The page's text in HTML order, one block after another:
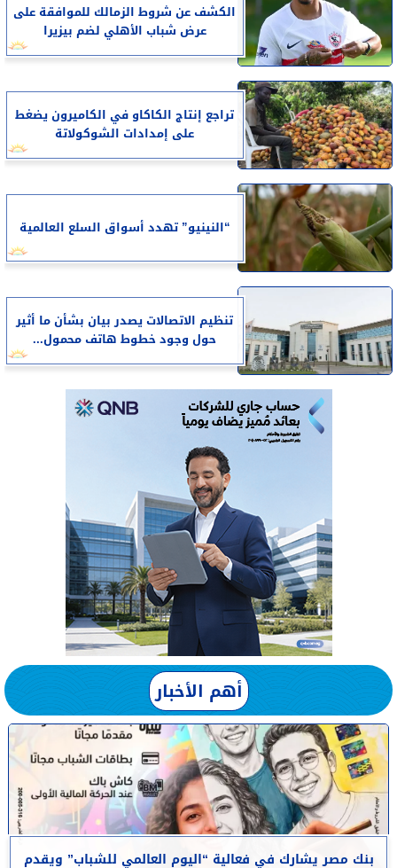
الكشف عن شروط الزمالك للموافقة على
عرض شباب الأهلي لضم بيزيرا
تراجع إنتاج الكاكاو في الكاميرون يضغط
على إمدادات الشوكولاتة
“النينيو” تهدد أسواق السلع العالمية
تنظيم الاتصالات يصدر بيان بشأن ما أثير
حول وجود خطوط هاتف محمول...
أهم الأخبار
بنك مصر يشارك في فعالية “اليوم العالمي للشباب” ويقدم